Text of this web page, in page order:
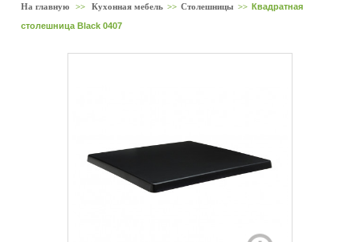
На главную >> Кухонная мебель >> Столешницы >> Квадратная
столешница Black 0407